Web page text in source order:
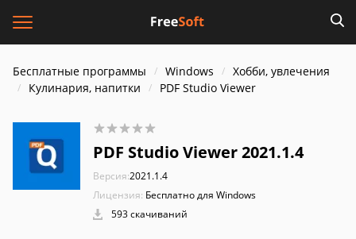
Бесплатные программы Windows
Хобби, увлечения
Кулинария, напитки
PDF Studio Viewer
PDF Studio Viewer 2021.1.4
Версия:2021.1.4
Лицензия: Бесплатно для Windows
593 скачиваний